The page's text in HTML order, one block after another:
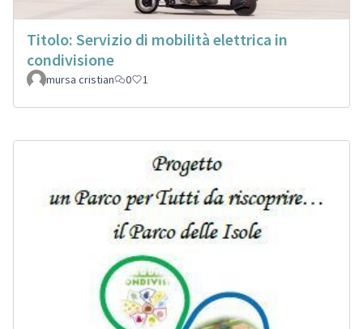
Titolo: Servizio di mobilità elettrica in
condivisione
mursa cristian 0 1